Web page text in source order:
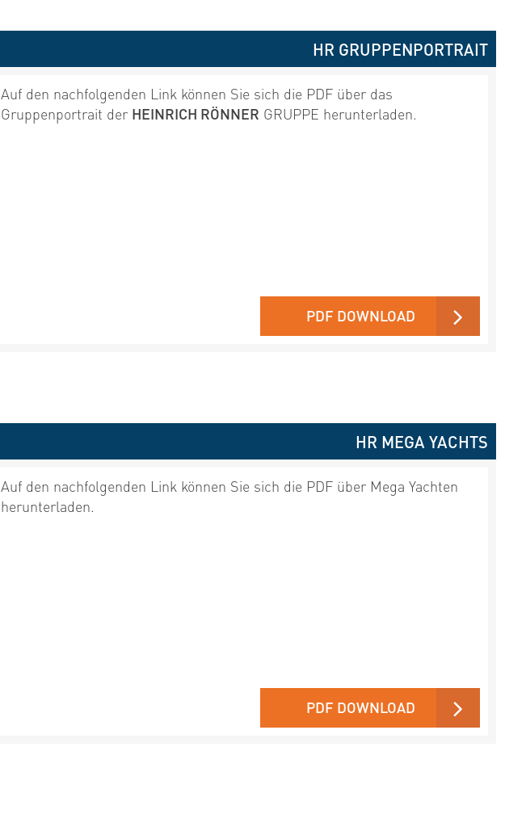
HR GRUPPENPORTRAIT
Auf den nachfolgenden Link können Sie sich die PDF über das
Gruppenportrait der HEINRICH RÖNNER GRUPPE herunterladen.
PDF DOWNLOAD
HR MEGA YACHTS
Auf den nachfolgenden Link können Sie sich die PDF über Mega Yachten
herunterladen.
PDF DOWNLOAD